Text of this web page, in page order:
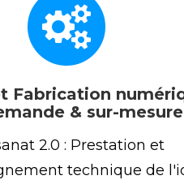
Fabrication
& sur-mesure
2.0 : Prestation et
technique de